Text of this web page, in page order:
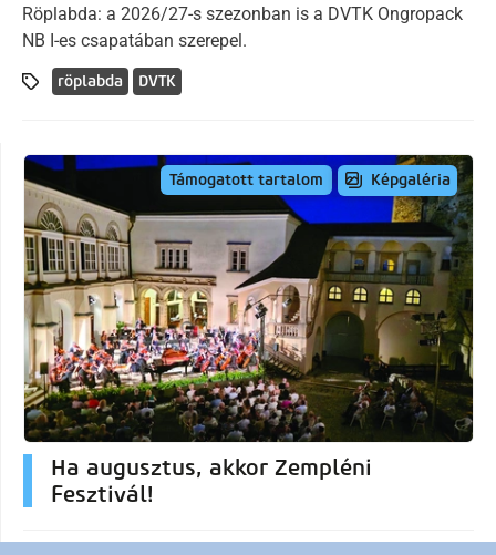
Röplabda: a 2026/27-s szezonban is a DVTK Ongropack
NB I-es csapatában szerepel.
röplabda DVTK
Támogatott tartalom Képgaléria
Ha augusztus, akkor Zempléni
Fesztivál!